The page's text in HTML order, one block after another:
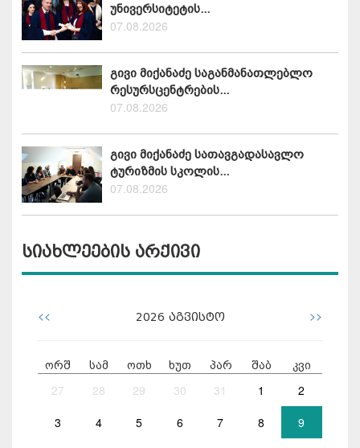
უნივერსიტეტის...
07.08.2026
გივი მიქანაძე საგანმანათლებლო
რესურსცენტრების...
07.08.2026
გივი მიქანაძე სათავგადასავლო
ტურიზმის სკოლის...
07.08.2026
სიახლეების არქივი
<< 2026 აგვისტო >>
ორშ სამ ოთხ ხუთ პარ შაბ კვი
27 28 29 30 31 1 2
3 4 5 6 7 8 9